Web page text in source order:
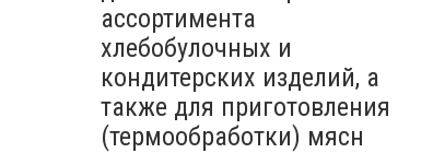
ассортимента
хлебобулочных и
кондитерских изделий, а
также для приготовления
(термообработки) мясн